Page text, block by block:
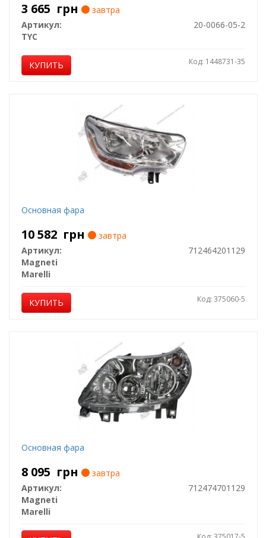
3 665 грн
завтра
Артикул:
20-0066-05-2
TYC
КУПИТЬ Код: 1448731-35
Основная фара
10 582 грн
завтра
Артикул:
712464201129
Magneti
Marelli
КУПИТЬ Код: 375060-5
Основная фара
8 095 грн
завтра
Артикул:
712474701129
Magneti
Marelli